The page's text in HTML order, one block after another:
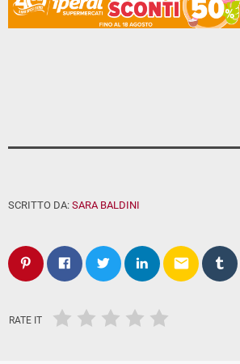
SCRITTO DA: SARA BALDINI
email
RATE IT